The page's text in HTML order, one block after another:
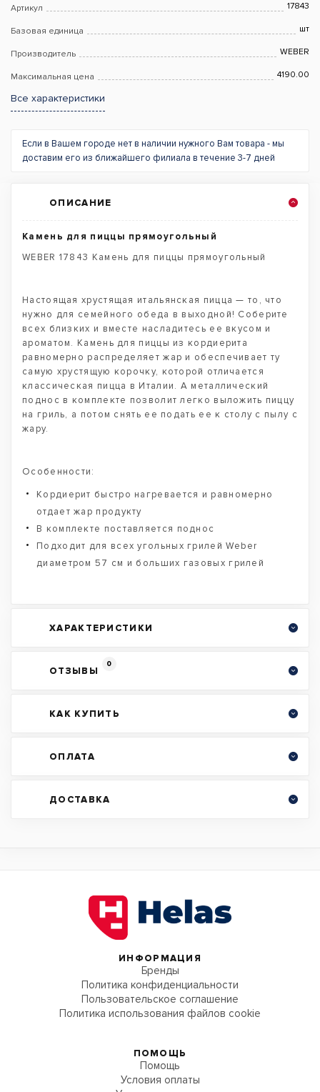
Артикул 17843
Базовая единица шт
Производитель WEBER
Максимальная цена 4190.00
Все характеристики
Если в Вашем городе нет в наличии нужного Вам товара - мы
доставим его из ближайшего филиала в течение 3-7 дней
ОПИСАНИЕ
Камень для пиццы прямоугольный
WEBER 17843 Камень для пиццы прямоугольный
Настоящая хрустящая итальянская пицца — то, что
нужно для семейного обеда в выходной! Соберите
всех близких и вместе насладитесь ее вкусом и
ароматом. Камень для пиццы из кордиерита
равномерно распределяет жар и обеспечивает ту
самую хрустящую корочку, которой отличается
классическая пицца в Италии. А металлический
поднос в комплекте позволит легко выложить пиццу
на гриль, а потом снять ее подать ее к столу с пылу с
жару.
Особенности:
Кордиерит быстро нагревается и равномерно
отдает жар продукту
В комплекте поставляется поднос
Подходит для всех угольных грилей Weber
диаметром 57 см и больших газовых грилей
ХАРАКТЕРИСТИКИ
ОТЗЫВЫ
0
КАК КУПИТЬ
ОПЛАТА
ДОСТАВКА
ИНФОРМАЦИЯ
Бренды
Политика конфиденциальности
Пользовательское соглашение
Политика использования файлов cookie
ПОМОЩЬ
Помощь
Условия оплаты